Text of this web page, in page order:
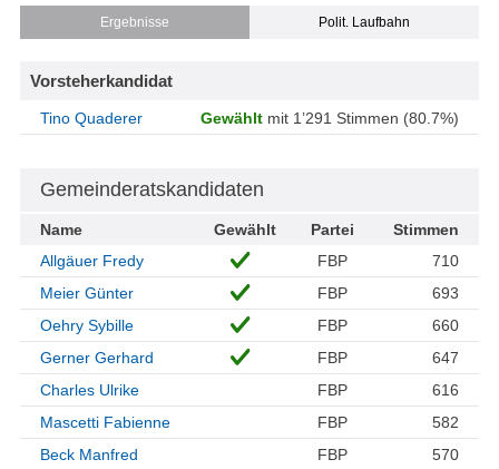
Ergebnisse Polit. Laufbahn
Vorsteherkandidat
Tino Quaderer Gewählt mit 1’291 Stimmen (80.7%)
Gemeinderatskandidaten
Name Gewählt Partei
Stimmen
Allgäuer Fredy
FBP
710
Meier Günter
FBP
693
Oehry Sybille
FBP
660
Gerner Gerhard
FBP
647
Charles Ulrike
FBP
616
Mascetti Fabienne
FBP
582
Beck Manfred
FBP 570